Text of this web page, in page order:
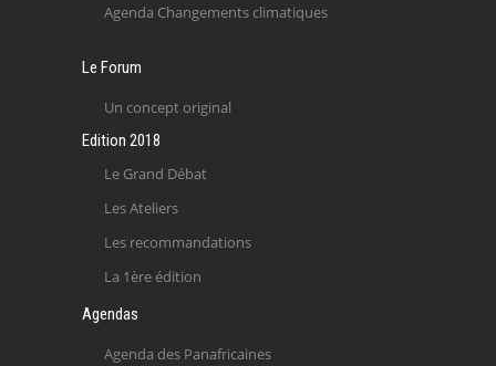
Agenda Changements climatiques
Le Forum
Un concept original
Edition 2018
Le Grand Débat
Les Ateliers
Les recommandations
La 1ère édition
Agendas
Agenda des Panafricaines